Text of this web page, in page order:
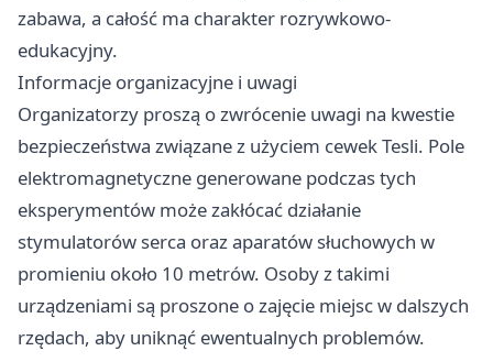
zabawa, a całość ma charakter rozrywkowo-
edukacyjny.
Informacje organizacyjne i uwagi
Organizatorzy proszą o zwrócenie uwagi na kwestie
bezpieczeństwa związane z użyciem cewek Tesli. Pole
elektromagnetyczne generowane podczas tych
eksperymentów może zakłócać działanie
stymulatorów serca oraz aparatów słuchowych w
promieniu około 10 metrów. Osoby z takimi
urządzeniami są proszone o zajęcie miejsc w dalszych
rzędach, aby uniknąć ewentualnych problemów.